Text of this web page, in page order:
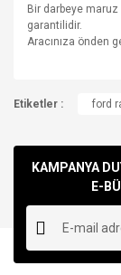
Bir darbeye maruz
garantilidir.
Aracınıza önden
konularda
Ürün
Ürün
Ürün fiyatı
Etiketler : ford
KAMPANYA
E-